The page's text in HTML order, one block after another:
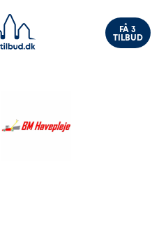
FÅ 3
TILBUD